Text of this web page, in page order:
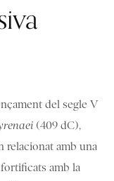
del segle V
(409 dC),
relacionat amb una
amb la